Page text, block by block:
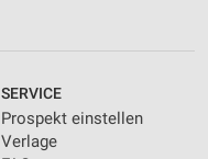
SERVICE
Prospekt einstellen
Verlage